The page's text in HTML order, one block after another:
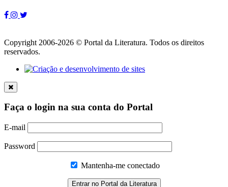
Copyright 2006-2026 © Portal da Literatura. Todos os direitos
reservados.
Faça o login na sua conta do Portal
E-mail
Password
Mantenha-me conectado